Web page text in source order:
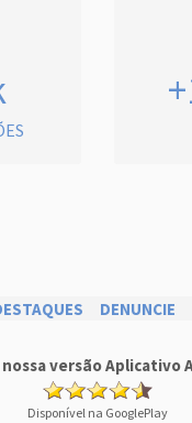
DENUNCIE
versão Aplicativo
Disponível na GooglePlay